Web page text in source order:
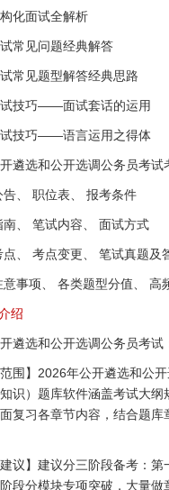
面试全解析
见问题经典解答
见题型解答经典思路
巧——面试套话的运用
巧——语言运用之得体
选和公开选调公务员考试
告、 职位表、 报考条件
南、 笔试内容、 面试方式
点、 考点变更、 笔试真题及
意事项、 各类题型分值、 高
绍
选和公开选调公务员考试
范围】2026年公开遴选和公
知识）题库软件涵盖考试大纲
复习各章节内容，结合题库
建议】建议分三阶段备考：
段分模块专项突破，大量做